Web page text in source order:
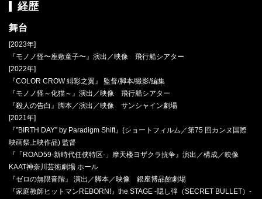
経歴
舞台
[2023年]
『モノノ怪〜座敷童子〜』演出／映像 飛行船シアター
[2022年]
『COLOR CROW 緋彩之翼』 監督/脚本/撮影/編集
『モノノ怪～化猫～』演出／映像 飛行船シアター
『殺人の告白』脚本／演出／映像 サンシャイン劇場
[2021年]
『”BIRTH DAY” by Paradigm Shift』(ショートフィルム／第75 回カンヌ国際
映画祭上映作品) 監督
『「ROAD59-新時代任侠特区-」摩天楼ヨザクラ抗争』演出／構成／映像
KAAT神奈川芸術劇場 ホール
『ゼロの無限音階』 演出／脚本／映像 銀座博品館劇場
『家庭教師ヒットマンREBORN!』the STAGE -隠し弾（SECRET BULLET）-